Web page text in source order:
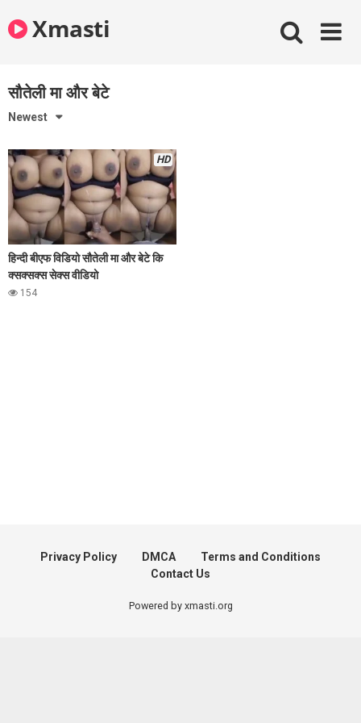
to
contentXmasti
सौतेली मा और बेटे
Newest
HD
हिन्दी बीएफ विडियो सौतेली मा और बेटे कि
क्सक्सक्स सेक्स वीडियो
154
Privacy Policy DMCA
Terms and Conditions
Contact Us
Powered by xmasti.org